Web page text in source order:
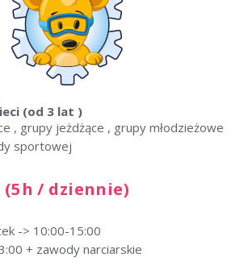
(od 3 lat )
, grupy jeżdżące , grupy młodzieżowe
sportowej
/ dziennie)
-> 10:00-15:00
+ zawody narciarskie